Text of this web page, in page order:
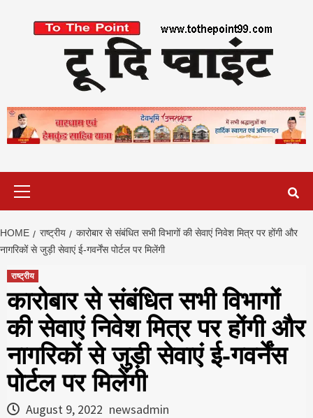
HOME राष्ट्रीय
कारोबार से संबंधित सभी विभागों की सेवाएं निवेश मित्र पर होंगी और
नागरिकों से जुड़ी सेवाएं ई-गवर्नेंस पोर्टल पर मिलेंगी
राष्ट्रीय
कारोबार से संबंधित सभी विभागों
की सेवाएं निवेश मित्र पर होंगी और
नागरिकों से जुड़ी सेवाएं ई-गवर्नेंस
पोर्टल पर मिलेंगी
August 9, 2022 newsadmin